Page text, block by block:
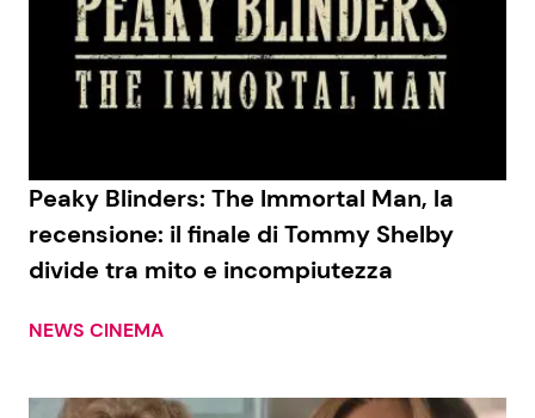
Peaky Blinders: The Immortal Man, la
recensione: il finale di Tommy Shelby
divide tra mito e incompiutezza
NEWS CINEMA